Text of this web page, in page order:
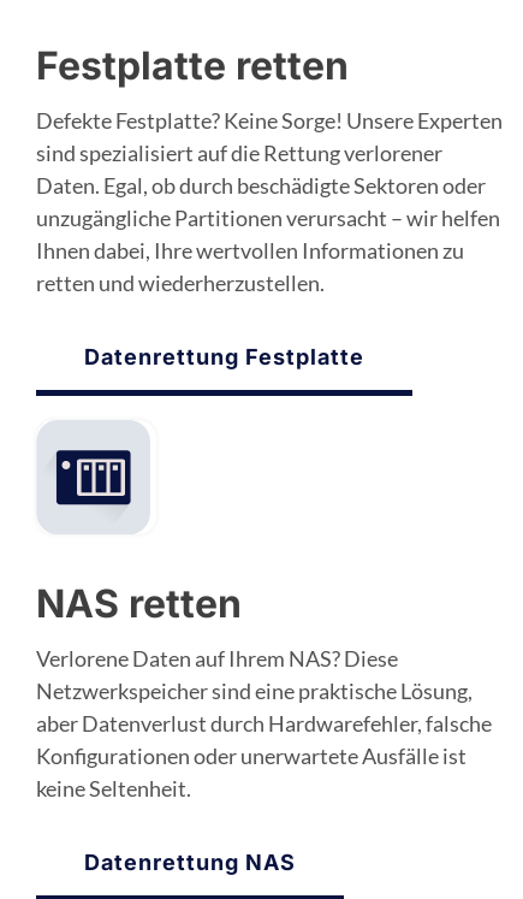
Festplatte retten
Defekte Festplatte? Keine Sorge! Unsere Experten
sind spezialisiert auf die Rettung verlorener
Daten. Egal, ob durch beschädigte Sektoren oder
unzugängliche Partitionen verursacht – wir helfen
Ihnen dabei, Ihre wertvollen Informationen zu
retten und wiederherzustellen.
Datenrettung Festplatte
NAS retten
Verlorene Daten auf Ihrem NAS? Diese
Netzwerkspeicher sind eine praktische Lösung,
aber Datenverlust durch Hardwarefehler, falsche
Konfigurationen oder unerwartete Ausfälle ist
keine Seltenheit.
Datenrettung NAS